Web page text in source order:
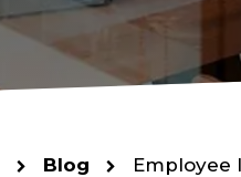
Blog
Employee